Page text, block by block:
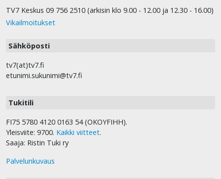
TV7 Keskus 09 756 2510 (arkisin klo 9.00 - 12.00 ja 12.30 - 16.00)
Vikailmoitukset
Sähköposti
tv7(at)tv7.fi
etunimi.sukunimi@tv7.fi
Tukitili
FI75 5780 4120 0163 54 (OKOYFIHH).
Yleisviite: 9700. Kaikki viitteet.
Saaja: Ristin Tuki ry
Palvelunkuvaus